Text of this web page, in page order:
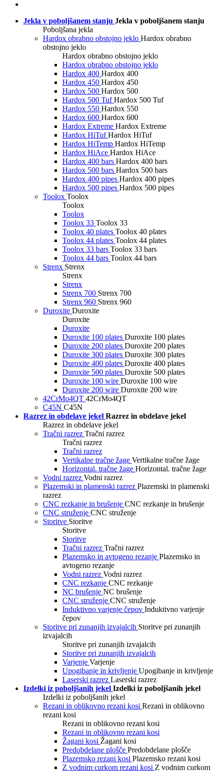
Jekla v poboljšanem stanju Jekla v poboljšanem stanju
Poboljšana jekla
Hardox obrabno obstojno jeklo Hardox obrabno
obstojno jeklo
Hardox obrabno obstojno jeklo
Hardox obrabno obstojno jeklo
Hardox 400 Hardox 400
Hardox 450 Hardox 450
Hardox 500 Hardox 500
Hardox 500 Tuf Hardox 500 Tuf
Hardox 550 Hardox 550
Hardox 600 Hardox 600
Hardox Extreme Hardox Extreme
Hardox HiTuf Hardox HiTuf
Hardox HiTemp Hardox HiTemp
Hardox HiAce Hardox HiAce
Hardox 400 bars Hardox 400 bars
Hardox 500 bars Hardox 500 bars
Hardox 400 pipes Hardox 400 pipes
Hardox 500 pipes Hardox 500 pipes
Toolox Toolox
Toolox
Toolox
Toolox 33 Toolox 33
Toolox 40 plates Toolox 40 plates
Toolox 44 plates Toolox 44 plates
Toolox 33 bars Toolox 33 bars
Toolox 44 bars Toolox 44 bars
Strenx Strenx
Strenx
Strenx
Strenx 700 Strenx 700
Strenx 960 Strenx 960
Duroxite Duroxite
Duroxite
Duroxite
Duroxite 100 plates Duroxite 100 plates
Duroxite 200 plates Duroxite 200 plates
Duroxite 300 plates Duroxite 300 plates
Duroxite 400 plates Duroxite 400 plates
Duroxite 500 plates Duroxite 500 plates
Duroxite 100 wire Duroxite 100 wire
Duroxite 200 wire Duroxite 200 wire
42CrMo4QT 42CrMo4QT
C45N C45N
Razrez in obdelave jekel Razrez in obdelave jekel
Razrez in obdelave jekel
Tračni razrez Tračni razrez
Tračni razrez
Tračni razrez
Vertikalne tračne žage Vertikalne tračne žage
Horizontal. tračne žage Horizontal. tračne žage
Vodni razrez Vodni razrez
Plazemski in plamenski razrez Plazemski in plamenski
razrez
CNC rezkanje in brušenje CNC rezkanje in brušenje
CNC struženje CNC struženje
Storitve Storitve
Storitve
Storitve
Tračni razrez Tračni razrez
Plazemsko in avtogeno rezanje Plazemsko in
avtogeno rezanje
Vodni razrez Vodni razrez
CNC rezkanje CNC rezkanje
NC brušenje NC brušenje
CNC struženje CNC struženje
Induktivno varjenje čepov Induktivno varjenje
čepov
Storitve pri zunanjih izvajalcih Storitve pri zunanjih
izvajalcih
Storitve pri zunanjih izvajalcih
Storitve pri zunanjih izvajalcih
Varjenje Varjenje
Upogibanje in krivljenje Upogibanje in krivljenje
Laserski razrez Laserski razrez
Izdelki iz poboljšanih jekel Izdelki iz poboljšanih jekel
Izdelki iz poboljšanih jekel
Rezani in oblikovno rezani kosi Rezani in oblikovno
rezani kosi
Rezani in oblikovno rezani kosi
Rezani in oblikovno rezani kosi
Žagani kosi Žagani kosi
Predobdelane plošče Predobdelane plošče
Plazemsko rezani kosi Plazemsko rezani kosi
Z vodnim curkom rezani kosi Z vodnim curkom